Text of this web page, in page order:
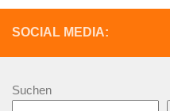
SOCIAL MEDIA:
Suchen